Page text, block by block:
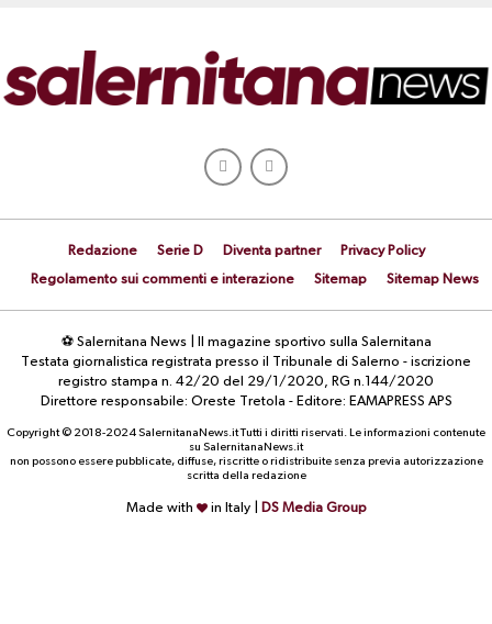
Redazione Serie D Diventa partner
Privacy Policy
Regolamento sui commenti e interazione
Sitemap Sitemap News
⚽ Salernitana News | Il magazine sportivo sulla Salernitana
Testata giornalistica registrata presso il Tribunale di Salerno - iscrizione
registro stampa n. 42/20 del 29/1/2020, RG n.144/2020
Direttore responsabile: Oreste Tretola - Editore: EAMAPRESS APS
Copyright © 2018-2024 SalernitanaNews.it Tutti i diritti riservati. Le informazioni contenute
su SalernitanaNews.it
non possono essere pubblicate, diffuse, riscritte o ridistribuite senza previa autorizzazione
scritta della redazione
Made with in Italy | DS Media Group